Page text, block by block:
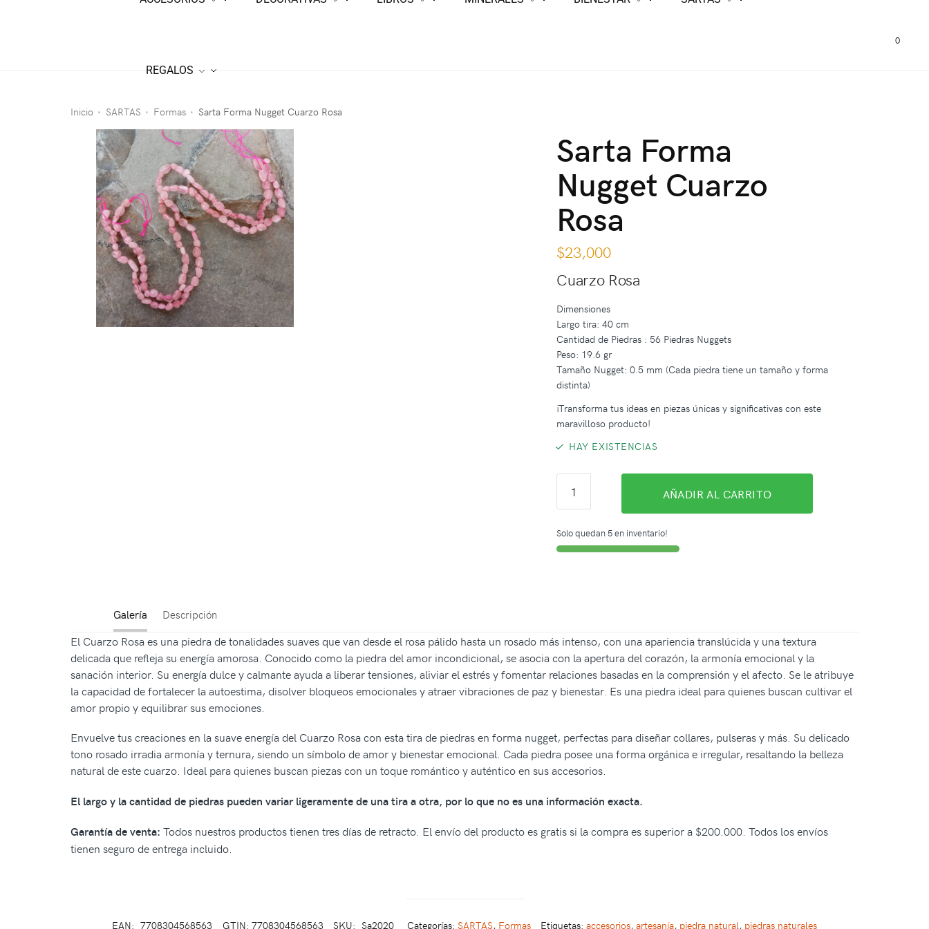
REGALOS
0
Inicio • SARTAS • Formas • Sarta Forma Nugget Cuarzo Rosa
Sarta Forma
Nugget Cuarzo
Rosa
$23,000
Cuarzo Rosa
Dimensiones
Largo tira: 40 cm
Cantidad de Piedras : 56 Piedras Nuggets
Peso: 19.6 gr
Tamaño Nugget: 0.5 mm (Cada piedra tiene un tamaño y forma
distinta)
¡Transforma tus ideas en piezas únicas y significativas con este
maravilloso producto!
HAY EXISTENCIAS
AÑADIR AL CARRITO
Solo quedan 5 en inventario!
Galería Descripción
El Cuarzo Rosa es una piedra de tonalidades suaves que van desde el rosa pálido hasta un rosado más intenso, con una apariencia translúcida y una textura
delicada que refleja su energía amorosa. Conocido como la piedra del amor incondicional, se asocia con la apertura del corazón, la armonía emocional y la
sanación interior. Su energía dulce y calmante ayuda a liberar tensiones, aliviar el estrés y fomentar relaciones basadas en la comprensión y el afecto. Se le atribuye
la capacidad de fortalecer la autoestima, disolver bloqueos emocionales y atraer vibraciones de paz y bienestar. Es una piedra ideal para quienes buscan cultivar el
amor propio y equilibrar sus emociones.
Envuelve tus creaciones en la suave energía del Cuarzo Rosa con esta tira de piedras en forma nugget, perfectas para diseñar collares, pulseras y más. Su delicado
tono rosado irradia armonía y ternura, siendo un símbolo de amor y bienestar emocional. Cada piedra posee una forma orgánica e irregular, resaltando la belleza
natural de este cuarzo. Ideal para quienes buscan piezas con un toque romántico y auténtico en sus accesorios.
El largo y la cantidad de piedras pueden variar ligeramente de una tira a otra, por lo que no es una información exacta.
Garantía de venta: Todos nuestros productos tienen tres días de retracto. El envío del producto es gratis si la compra es superior a $200.000. Todos los envíos
tienen seguro de entrega incluido.
EAN: 7708304568563 GTIN: 7708304568563 SKU: Sa2020 Categorías: SARTAS, Formas Etiquetas: accesorios, artesanía, piedra natural, piedras naturales